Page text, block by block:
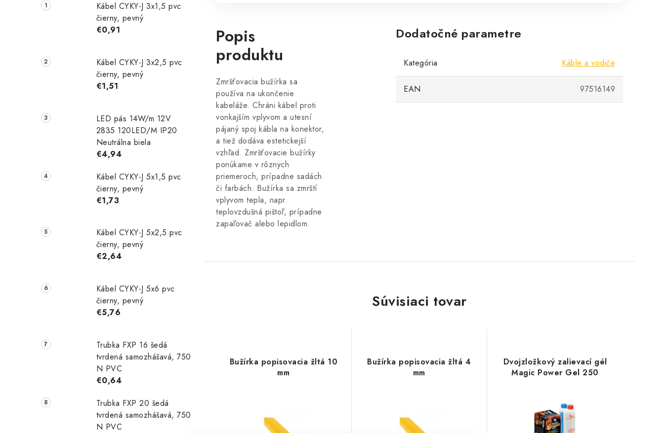
Kábel CYKY-J 3x1,5 pvc
čierny, pevný
€0,91
Kábel CYKY-J 3x2,5 pvc
čierny, pevný
€1,51
LED pás 14W/m 12V
2835 120LED/M IP20
Neutrálna biela
€4,94
Kábel CYKY-J 5x1,5 pvc
čierny, pevný
€1,73
Kábel CYKY-J 5x2,5 pvc
čierny, pevný
€2,64
Kábel CYKY-J 5x6 pvc
čierny, pevný
€5,76
Trubka FXP 16 šedá
tvrdená samozhášavá, 750
N PVC
€0,64
Trubka FXP 20 šedá
tvrdená samozhášavá, 750
N PVC
Popis
produktu
Zmršťovacia bužírka sa
používa na ukončenie
kabeláže. Chráni kábel proti
vonkajším vplyvom a utesní
pájaný spoj kábla na konektor,
a tiež dodáva estetickejší
vzhľad. Zmršťovacie bužírky
ponúkame v rôznych
priemeroch, prípadne sadách
či farbách. Bužírka sa zmrští
vplyvom tepla, napr.
teplovzdušná pištoľ, prípadne
zapaľovač alebo lepidlom.
Dodatočné parametre
Kategória Káble a vodiče
EAN 97516149
Súvisiaci tovar
Bužírka popisovacia žltá 10
mm
Bužírka popisovacia žltá 4
mm
Dvojzložkový zalievací gél
Magic Power Gel 250